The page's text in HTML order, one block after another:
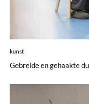
kunst
Gebreide en gehaakte